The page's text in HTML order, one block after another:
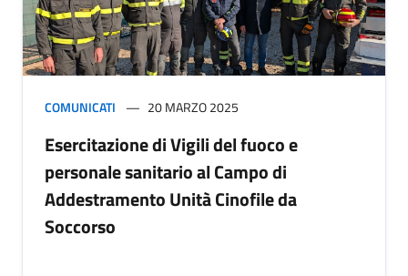
COMUNICATI 20 MARZO 2025
Esercitazione di Vigili del fuoco e
personale sanitario al Campo di
Addestramento Unità Cinofile da
Soccorso